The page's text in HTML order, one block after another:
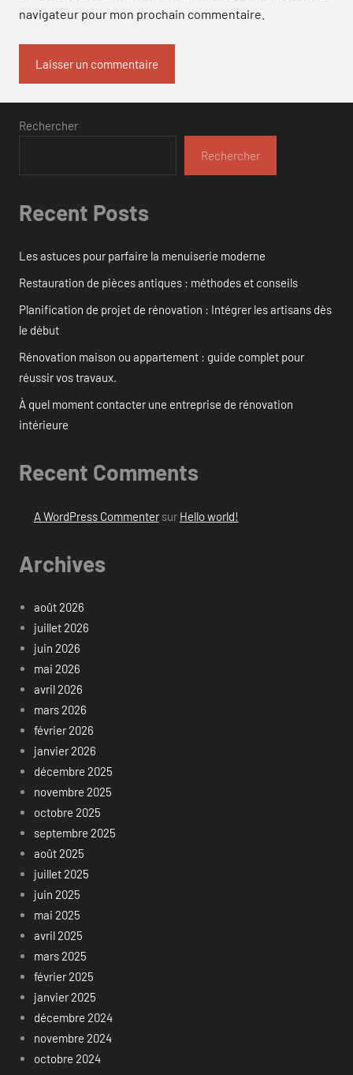
navigateur pour mon prochain commentaire.
Rechercher
Rechercher
Recent Posts
Les astuces pour parfaire la menuiserie moderne
Restauration de pièces antiques : méthodes et conseils
Planification de projet de rénovation : Intégrer les artisans dès
le début
Rénovation maison ou appartement : guide complet pour
réussir vos travaux.
À quel moment contacter une entreprise de rénovation
intérieure
Recent Comments
A WordPress Commentersur Hello world!
Archives
août 2026
juillet 2026
juin 2026
mai 2026
avril 2026
mars 2026
février 2026
janvier 2026
décembre 2025
novembre 2025
octobre 2025
septembre 2025
août 2025
juillet 2025
juin 2025
mai 2025
avril 2025
mars 2025
février 2025
janvier 2025
décembre 2024
novembre 2024
octobre 2024